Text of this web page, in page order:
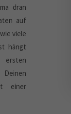
dran
auf
viele
hängt
einer